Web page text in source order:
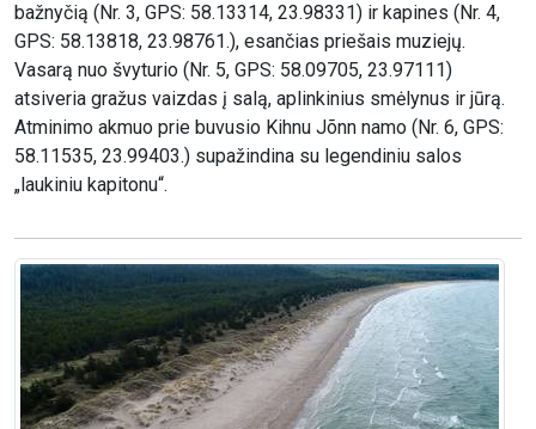
bažnyčią (Nr. 3, GPS: 58.13314, 23.98331) ir kapines (Nr. 4,
GPS: 58.13818, 23.98761.), esančias priešais muziejų.
Vasarą nuo švyturio (Nr. 5, GPS: 58.09705, 23.97111)
atsiveria gražus vaizdas į salą, aplinkinius smėlynus ir jūrą.
Atminimo akmuo prie buvusio Kihnu Jõnn namo (Nr. 6, GPS:
58.11535, 23.99403.) supažindina su legendiniu salos
„laukiniu kapitonu“.